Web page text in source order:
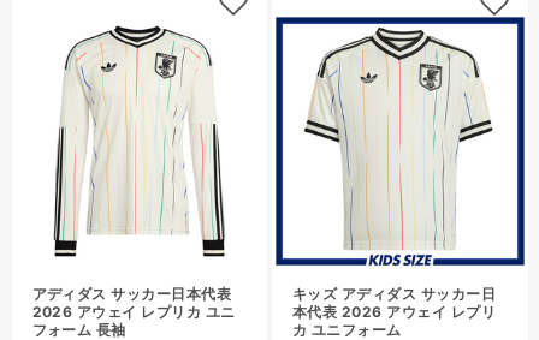
アディダス サッカー日本代表
2026 アウェイ レプリカ ユニ
フォーム 長袖
キッズ アディダス サッカー日
本代表 2026 アウェイ レプリ
カ ユニフォーム